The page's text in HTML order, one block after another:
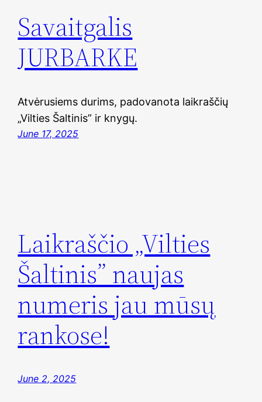
Savaitgalis
JURBARKE
Atvėrusiems durims, padovanota laikraščių
„Vilties Šaltinis” ir knygų.
June 17, 2025
Laikraščio „Vilties
Šaltinis” naujas
numeris jau mūsų
rankose!
June 2, 2025